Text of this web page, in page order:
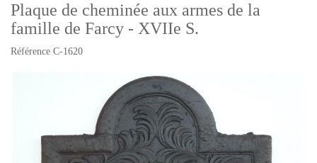
Plaque de cheminée aux armes de la
famille de Farcy - XVIIe S.
Référence C-1620